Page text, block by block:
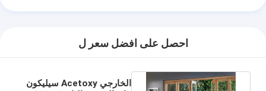
احصل على افضل سعر ل
الخارجي Acetoxy سيليكون